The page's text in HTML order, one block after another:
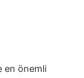
en önemli